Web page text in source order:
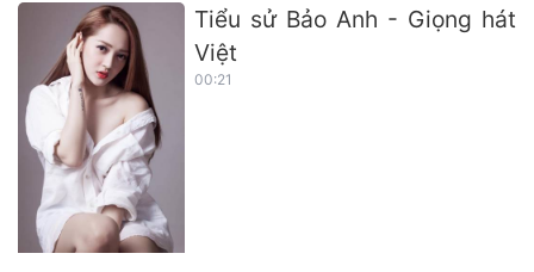
Tiểu sử Bảo Anh - Giọng hát
Việt
00:21